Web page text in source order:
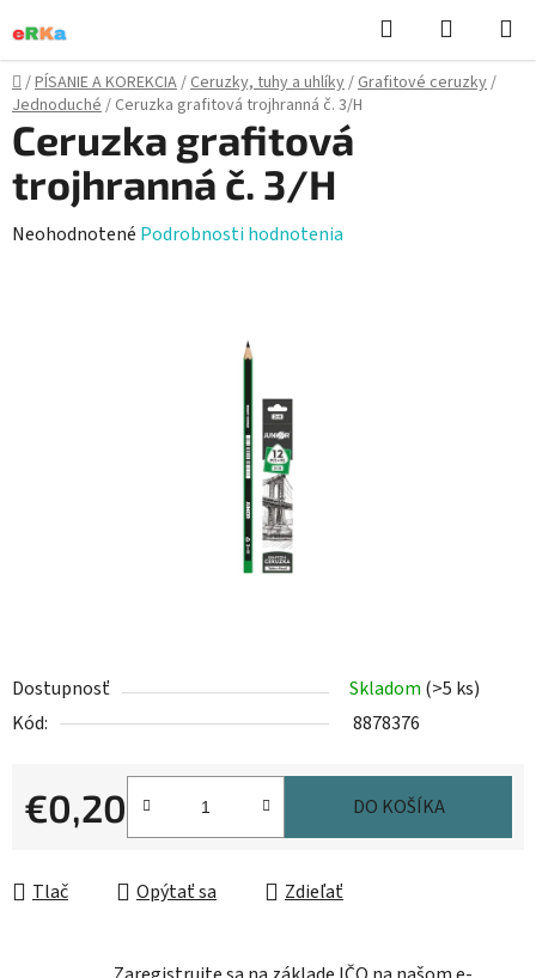
na
obsah
Hľadať
KOŠÍK
Domov
/PÍSANIE A KOREKCIA/Ceruzky, tuhy a uhlíky/Grafitové ceruzky/
Jednoduché/ Ceruzka grafitová trojhranná č. 3/H
Dostupnosť Skladom (>5 ks)
Kód:
8878376
€0,20
Jednotková cena:
DO KOŠÍKA
Tlač Opýtať sa Zdieľať
Ceruzka grafitová
trojhranná č. 3/H
Priemerné
Neohodnotené Podrobnosti hodnotenia